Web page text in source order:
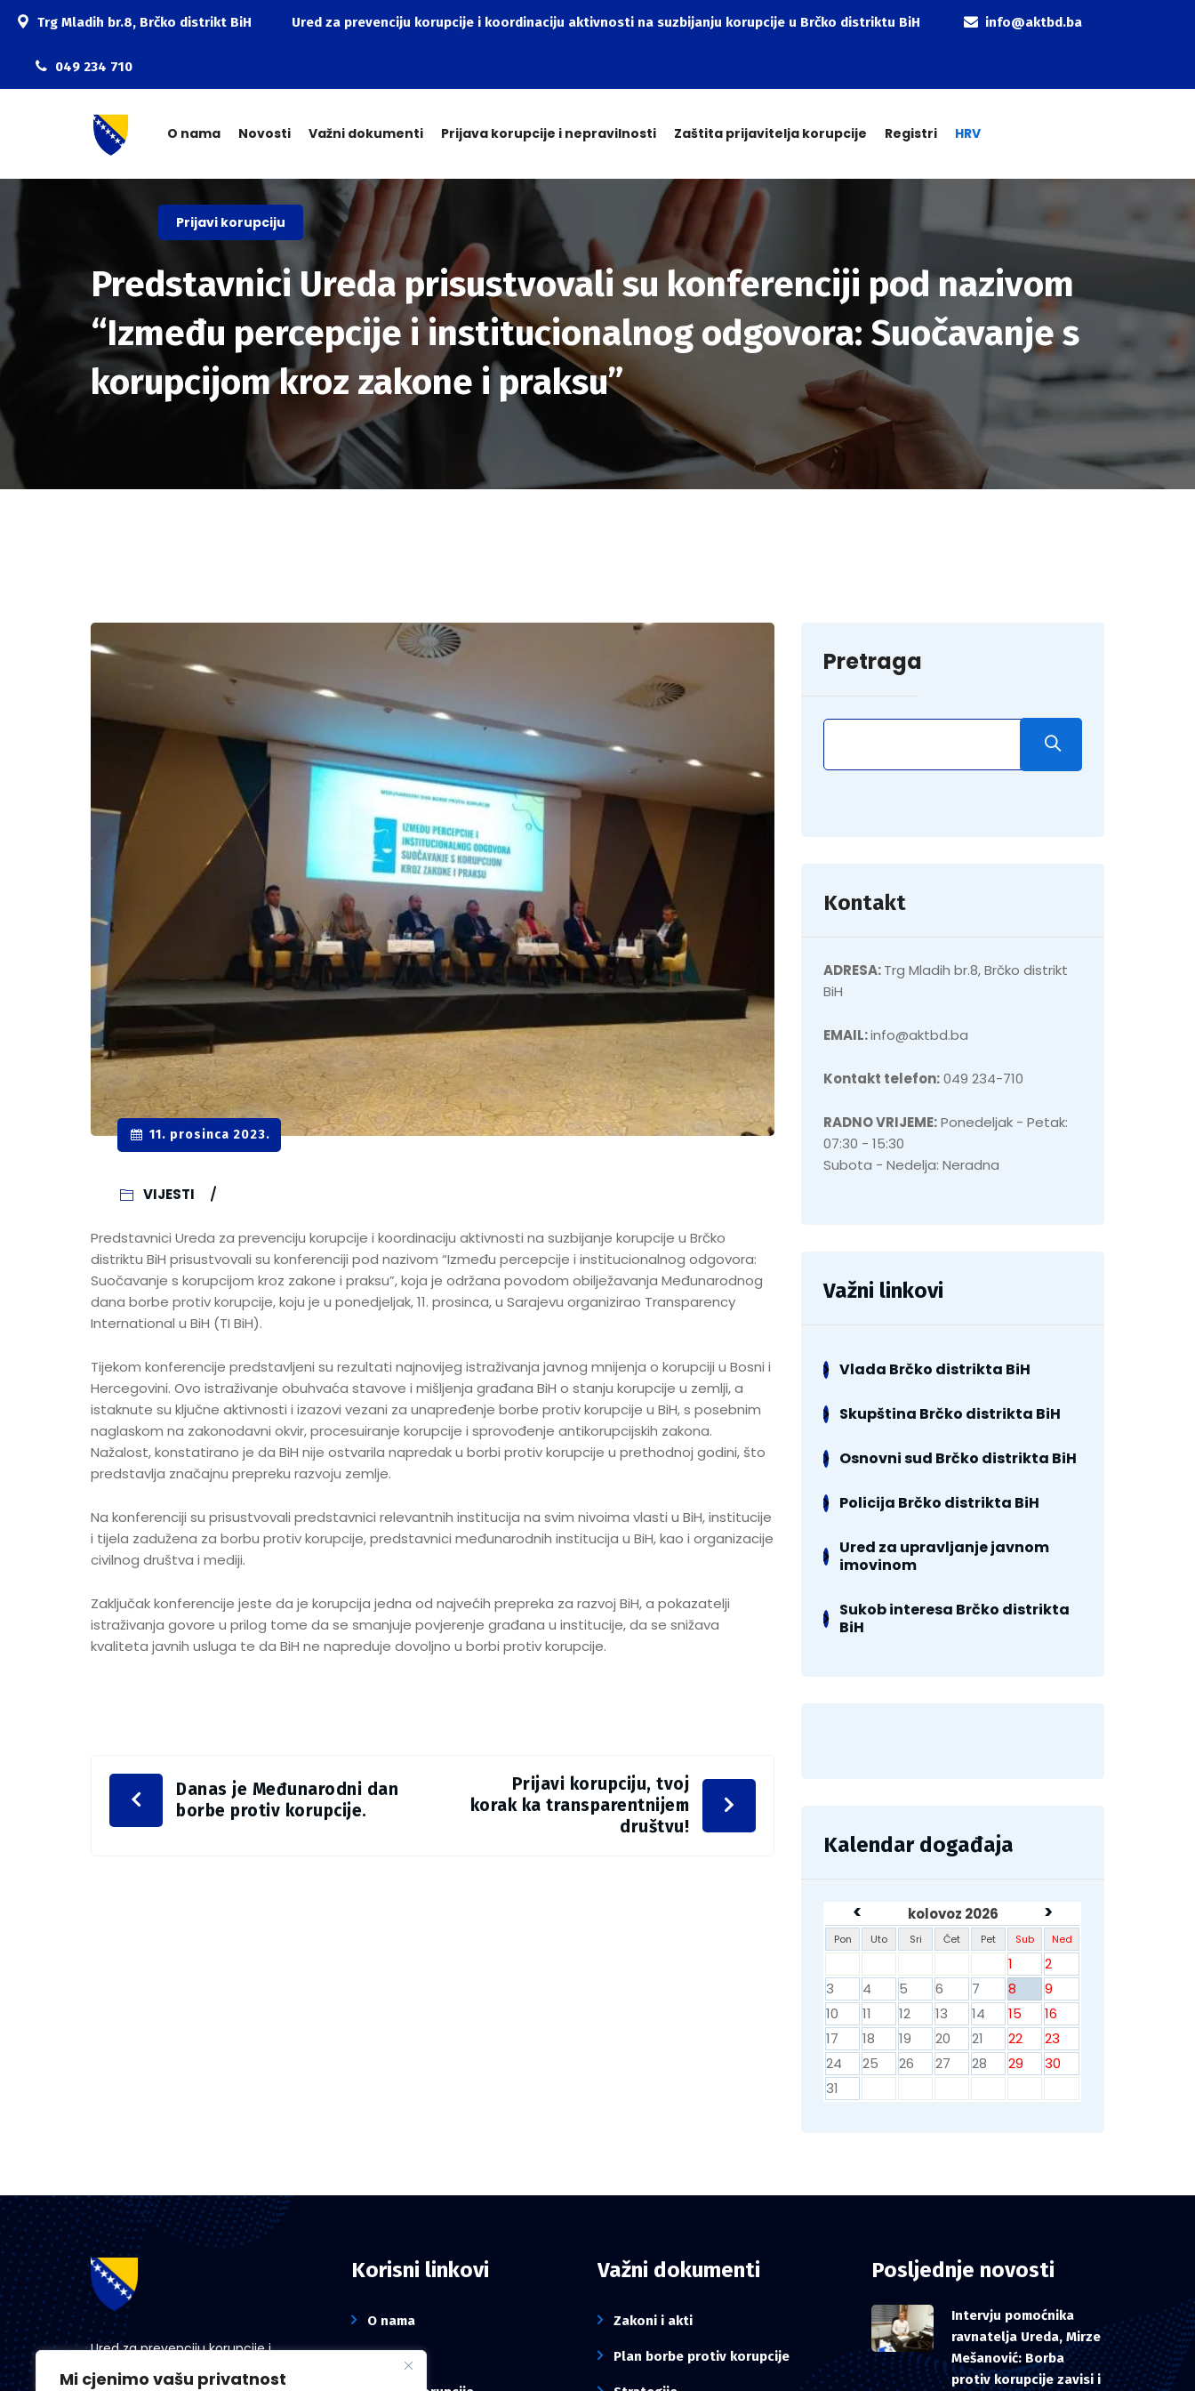
Mi cjenimo vašu privatnost
Trg Mladih br.8, Brčko distrikt BiH Ured za prevenciju korupcije i koordinaciju aktivnosti na suzbijanju korupcije u Brčko distriktu BiH info@aktbd.ba
049 234 710
O nama Novosti Važni dokumenti Prijava korupcije i nepravilnosti Zaštita prijavitelja korupcije Registri HRV
Prijavi korupciju
Predstavnici Ureda prisustvovali su konferenciji pod nazivom
“Između percepcije i institucionalnog odgovora: Suočavanje s
korupcijom kroz zakone i praksu”
11. prosinca 2023.
VIJESTI
Predstavnici Ureda za prevenciju korupcije i koordinaciju aktivnosti na suzbijanje korupcije u Brčko
distriktu BiH prisustvovali su konferenciji pod nazivom “Između percepcije i institucionalnog odgovora:
Suočavanje s korupcijom kroz zakone i praksu”, koja je održana povodom obilježavanja Međunarodnog
dana borbe protiv korupcije, koju je u ponedjeljak, 11. prosinca, u Sarajevu organizirao Transparency
International u BiH (TI BiH).
Tijekom konferencije predstavljeni su rezultati najnovijeg istraživanja javnog mnijenja o korupciji u Bosni i
Hercegovini. Ovo istraživanje obuhvaća stavove i mišljenja građana BiH o stanju korupcije u zemlji, a
istaknute su ključne aktivnosti i izazovi vezani za unapređenje borbe protiv korupcije u BiH, s posebnim
naglaskom na zakonodavni okvir, procesuiranje korupcije i sprovođenje antikorupcijskih zakona.
Nažalost, konstatirano je da BiH nije ostvarila napredak u borbi protiv korupcije u prethodnoj godini, što
predstavlja značajnu prepreku razvoju zemlje.
Na konferenciji su prisustvovali predstavnici relevantnih institucija na svim nivoima vlasti u BiH, institucije
i tijela zadužena za borbu protiv korupcije, predstavnici međunarodnih institucija u BiH, kao i organizacije
civilnog društva i mediji.
Zaključak konferencije jeste da je korupcija jedna od najvećih prepreka za razvoj BiH, a pokazatelji
istraživanja govore u prilog tome da se smanjuje povjerenje građana u institucije, da se snižava
kvaliteta javnih usluga te da BiH ne napreduje dovoljno u borbi protiv korupcije.
Danas je Međunarodni dan
borbe protiv korupcije.
Prijavi korupciju, tvoj
korak ka transparentnijem
društvu!
Pretraga
Kontakt
ADRESA:Trg Mladih br.8, Brčko distrikt
BiH
EMAIL:info@aktbd.ba
Kontakt telefon:049 234-710
RADNO VRIJEME:Ponedeljak - Petak:
07:30 - 15:30
Subota - Nedelja: Neradna
Važni linkovi
Vlada Brčko distrikta BiH
Skupština Brčko distrikta BiH
Osnovni sud Brčko distrikta BiH
Policija Brčko distrikta BiH
Ured za upravljanje javnom
imovinom
Sukob interesa Brčko distrikta
BiH
Kalendar događaja
< kolovoz 2026 >
Pon Uto Sri Čet Pet Sub Ned
1
2
3
4 5 6 7 8
9
10
11 12 13 14 15
16
17
18 19 20 21 22
23
24
25 26 27 28 29
30
31
Ured za prevenciju korupcije i
koordinaciju aktivnosti na suzbijanju
Korisni linkovi
O nama
Važni dokumenti
Zakoni i akti
Plan borbe protiv korupcije
Posljednje novosti
Intervju pomoćnika
ravnatelja Ureda, Mirze
Mešanović: Borba
protiv korupcije zavisi i